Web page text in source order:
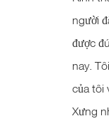
người
được
nay.
của tôi
Xưng